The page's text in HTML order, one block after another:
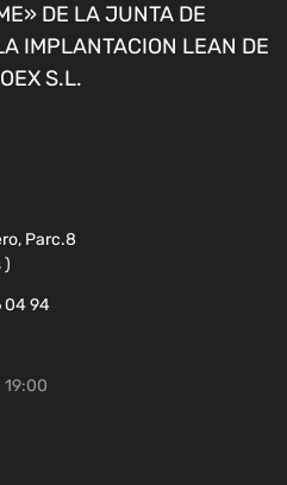
DE LA JUNTA DE
IMPLANTACION LEAN DE
S.L.
Parc.8
)
04 94
19:00